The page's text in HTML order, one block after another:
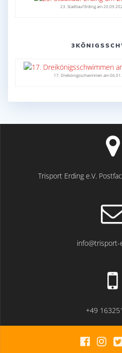
23. Stadtlauf Erding am
17. Dreikönigsschwimmen am
Trisport Erding e.V.
info@trisport-
+49